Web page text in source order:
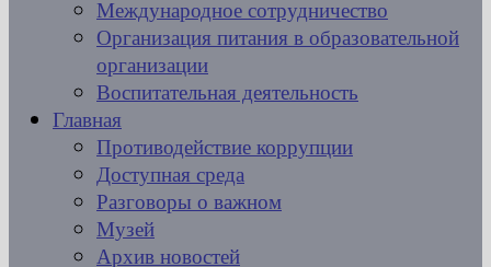
Международное сотрудничество
Организация питания в образовательной
организации
Воспитательная деятельность
Главная
Противодействие коррупции
Доступная среда
Разговоры о важном
Музей
Архив новостей